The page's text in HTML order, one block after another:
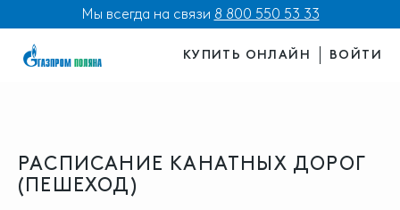
Мы всегда на связи 8 800 550 53 33
КУПИТЬ ОНЛАЙН ВОЙТИ
РАСПИСАНИЕ КАНАТНЫХ ДОРОГ
(ПЕШЕХОД)